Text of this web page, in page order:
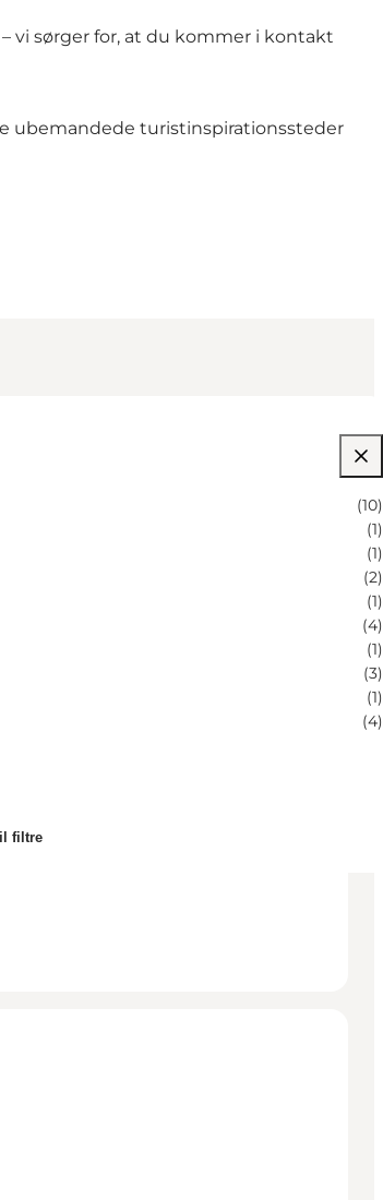
vi sørger for, at du kommer i kontakt
ubemandede turistinspirationssteder
(10)
(1)
(1)
(2)
(1)
(4)
(1)
(3)
(1)
(4)
filtre